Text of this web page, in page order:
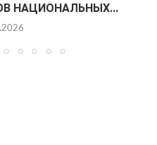
НАЦИОНАЛЬНЫХ...